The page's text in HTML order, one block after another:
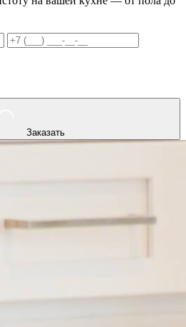
Заказать